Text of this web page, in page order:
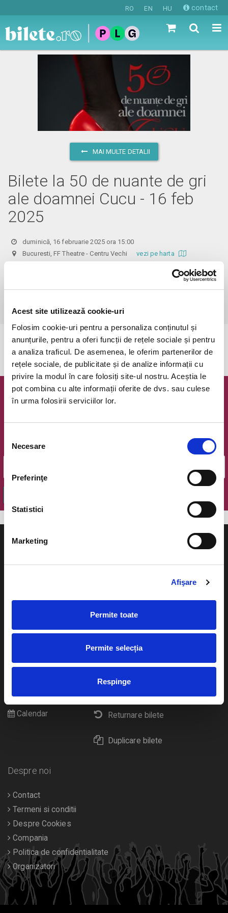
Acest site utilizează cookie-uri
Folosim cookie-uri pentru a personaliza conținutul și
anunțurile, pentru a oferi funcții de rețele sociale și pentru
a analiza traficul. De asemenea, le oferim partenerilor de
rețele sociale, de publicitate și de analize informații cu
privire la modul în care folosiți site-ul nostru. Aceștia le
pot combina cu alte informații oferite de dvs. sau culese
în urma folosirii serviciilor lor.
consimțământului
Necesare
Preferinţe
Statistici
Marketing
Afişare
Permite toate
Permite selecția
Respinge
RO EN HU contact
MAI MULTE DETALII
Bilete la 50 de nuante de gri
ale doamnei Cucu - 16 feb
2025
duminică, 16 februarie 2025 ora 15:00
Bucuresti, FF Theatre - Centru Vechivezi pe harta
Din respect pentru actori si public avem rugamintea de a va
prezenta cu cel putin 30 de minute inainte de inceperea spectacolului.
valabilitatea.
Evenimentul a expirat.
Newsletter @ Bilete.ro
Oferte exclusive si o editie saptamanala cu cele mai noi
Email
Cum comand bilete?
eBilet printat acasa
Returnare bilete
Duplicare bilete
festivaluri
Pentru copii
Diverse
Calendar
Despre noi
Contact
Termeni si conditii
Despre Cookies
Compania
Politica de confidentialitate
Organizatori